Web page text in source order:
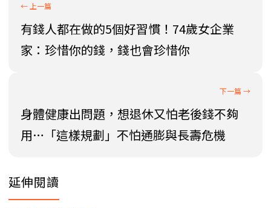
有錢人都在做的5個好習慣！74歲女企業
家：珍惜你的錢，錢也會珍惜你
身體健康出問題，想退休又怕老後錢不夠
用…「這樣規劃」不怕通膨與長壽危機
延伸閱讀